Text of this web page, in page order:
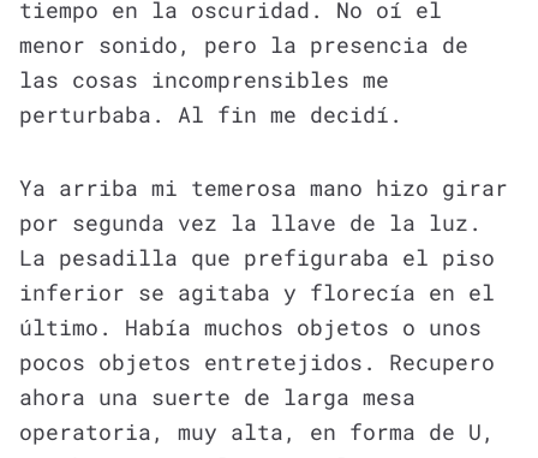
tiempo en la oscuridad. No oí el
menor sonido, pero la presencia de
las cosas incomprensibles me
perturbaba. Al fin me decidí.
Ya arriba mi temerosa mano hizo girar
por segunda vez la llave de la luz.
La pesadilla que prefiguraba el piso
inferior se agitaba y florecía en el
último. Había muchos objetos o unos
pocos objetos entretejidos. Recupero
ahora una suerte de larga mesa
operatoria, muy alta, en forma de U,